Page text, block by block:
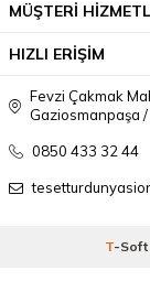
MÜŞTERİ
HIZLI ERİŞİM
Fevzi Çakmak
Gaziosmanpaşa /
0850 433 32 44
T-Soft